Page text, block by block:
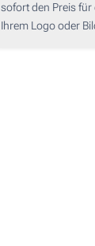
sofort den Preis
Ihrem Logo oder